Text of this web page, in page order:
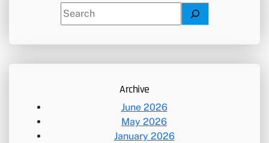
e
c
Archive
June 2026
May 2026
January 2026